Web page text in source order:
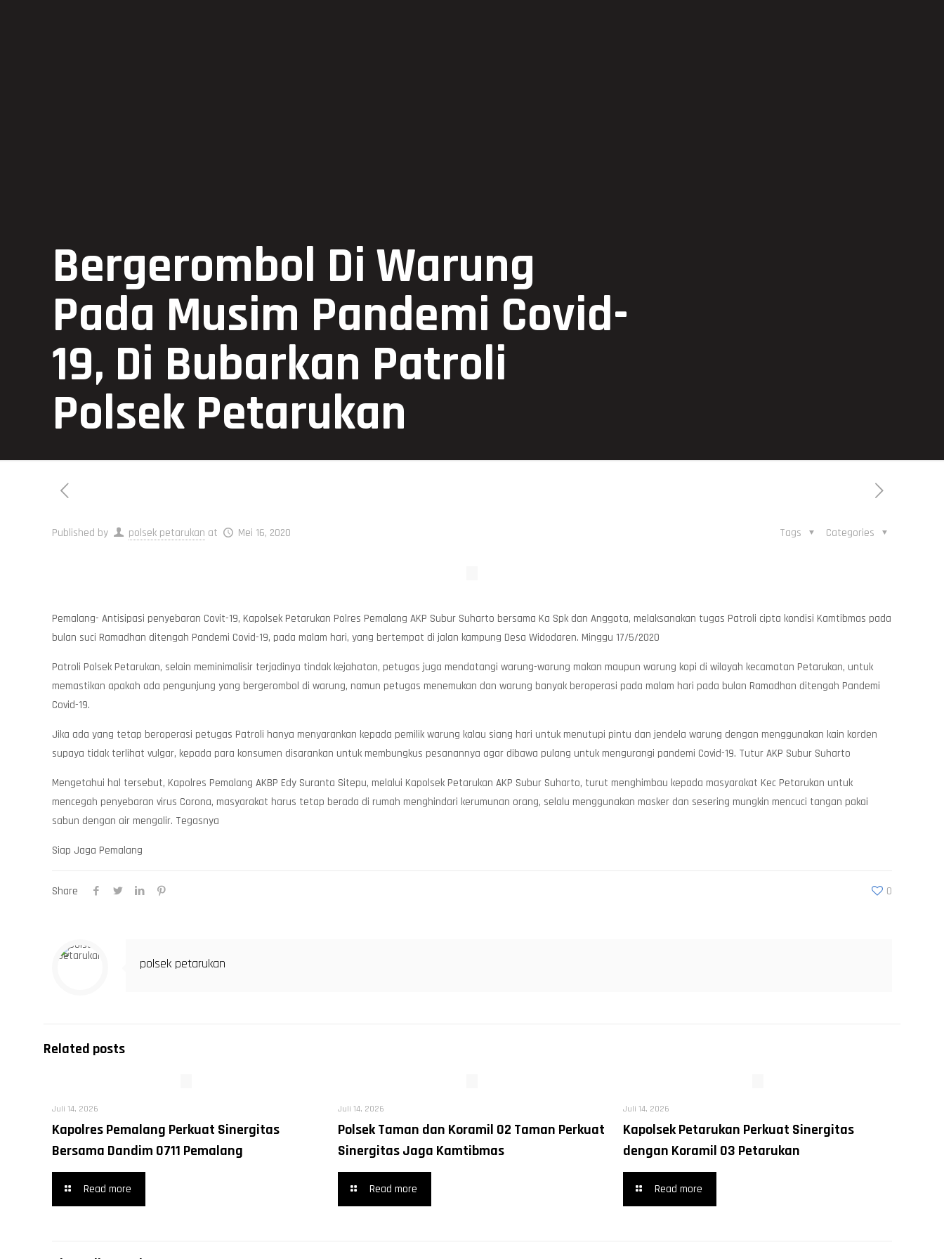
Bergerombol Di Warung
Pada Musim Pandemi Covid-
19, Di Bubarkan Patroli
Polsek Petarukan
Published by polsek petarukan at Mei 16, 2020 Categories
Tags
Pemalang- Antisipasi penyebaran Covit-19, Kapolsek Petarukan Polres Pemalang AKP Subur Suharto bersama Ka Spk dan Anggota, melaksanakan tugas Patroli cipta kondisi Kamtibmas pada
bulan suci Ramadhan ditengah Pandemi Covid-19, pada malam hari, yang bertempat di jalan kampung Desa Widodaren. Minggu 17/5/2020
Patroli Polsek Petarukan, selain meminimalisir terjadinya tindak kejahatan, petugas juga mendatangi warung-warung makan maupun warung kopi di wilayah kecamatan Petarukan, untuk
memastikan apakah ada pengunjung yang bergerombol di warung, namun petugas menemukan dan warung banyak beroperasi pada malam hari pada bulan Ramadhan ditengah Pandemi
Covid-19.
Jika ada yang tetap beroperasi petugas Patroli hanya menyarankan kepada pemilik warung kalau siang hari untuk menutupi pintu dan jendela warung dengan menggunakan kain korden
supaya tidak terlihat vulgar, kepada para konsumen disarankan untuk membungkus pesanannya agar dibawa pulang untuk mengurangi pandemi Covid-19. Tutur AKP Subur Suharto
Mengetahui hal tersebut, Kapolres Pemalang AKBP Edy Suranta Sitepu, melalui Kapolsek Petarukan AKP Subur Suharto, turut menghimbau kepada masyarakat Kec Petarukan untuk
mencegah penyebaran virus Corona, masyarakat harus tetap berada di rumah menghindari kerumunan orang, selalu menggunakan masker dan sesering mungkin mencuci tangan pakai
sabun dengan air mengalir. Tegasnya
Siap Jaga Pemalang
Share 0
polsek petarukan
Related posts
Juli 14, 2026
Kapolres Pemalang Perkuat Sinergitas
Bersama Dandim 0711 Pemalang
Read more
Juli 14, 2026
Polsek Taman dan Koramil 02 Taman Perkuat
Sinergitas Jaga Kamtibmas
Read more
Juli 14, 2026
Kapolsek Petarukan Perkuat Sinergitas
dengan Koramil 03 Petarukan
Read more